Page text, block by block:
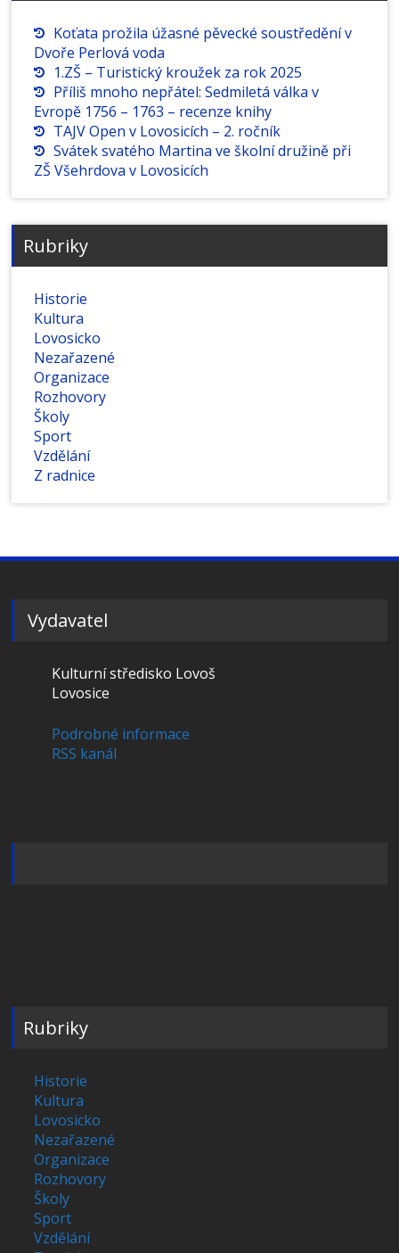
Koťata prožila úžasné pěvecké soustředění v
Dvoře Perlová voda
1.ZŠ – Turistický kroužek za rok 2025
Příliš mnoho nepřátel: Sedmiletá válka v
Evropě 1756 – 1763 – recenze knihy
TAJV Open v Lovosicích – 2. ročník
Svátek svatého Martina ve školní družině při
ZŠ Všehrdova v Lovosicích
Rubriky
Historie
Kultura
Lovosicko
Nezařazené
Organizace
Rozhovory
Školy
Sport
Vzdělání
Z radnice
Vydavatel
Kulturní středisko Lovoš
Lovosice
Podrobné informace
RSS kanál
Rubriky
Historie
Kultura
Lovosicko
Nezařazené
Organizace
Rozhovory
Školy
Sport
Vzdělání